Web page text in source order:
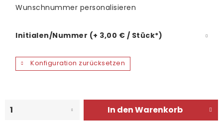
Wunschnummer personalisieren
Initialen/Nummer (+ 3,00 € / Stück*)
Konfiguration zurücksetzen
In denWarenkorb